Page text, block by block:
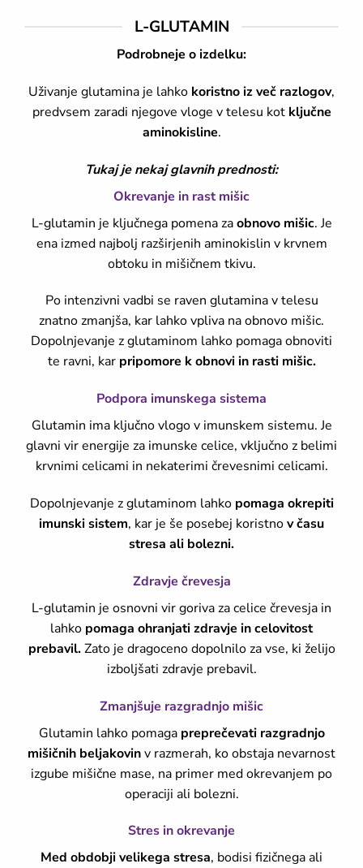
L-GLUTAMIN
Podrobneje o izdelku:
Uživanje glutamina je lahko koristno iz več razlogov,
predvsem zaradi njegove vloge v telesu kot ključne
aminokisline.
Tukaj je nekaj glavnih prednosti:
Okrevanje in rast mišic
L-glutamin je ključnega pomena zaobnovo mišic. Je
ena izmed najbolj razširjenih aminokislin v krvnem
obtoku in mišičnem tkivu.
Po intenzivni vadbi se raven glutamina v telesu
znatno zmanjša, kar lahko vpliva na obnovo mišic.
Dopolnjevanje z glutaminom lahko pomaga obnoviti
te ravni, kar pripomore k obnovi in rasti mišic.
Podpora imunskega sistema
Glutamin ima ključno vlogo v imunskem sistemu. Je
glavni vir energije za imunske celice, vključno z belimi
krvnimi celicami in nekaterimi črevesnimi celicami.
Dopolnjevanje z glutaminom lahko pomaga okrepiti
imunski sistem, kar je še posebej koristnov času
stresa ali bolezni.
Zdravje črevesja
L-glutamin je osnovni vir goriva za celice črevesja in
lahko pomaga ohranjati zdravje in celovitost
prebavil.Zato je dragoceno dopolnilo za vse, ki želijo
izboljšati zdravje prebavil.
Zmanjšuje razgradnjo mišic
Glutamin lahko pomaga preprečevati razgradnjo
mišičnih beljakovinv razmerah, ko obstaja nevarnost
izgube mišične mase, na primer med okrevanjem po
operaciji ali bolezni.
Stres in okrevanje
Med obdobji velikega stresa, bodisi fizičnega ali